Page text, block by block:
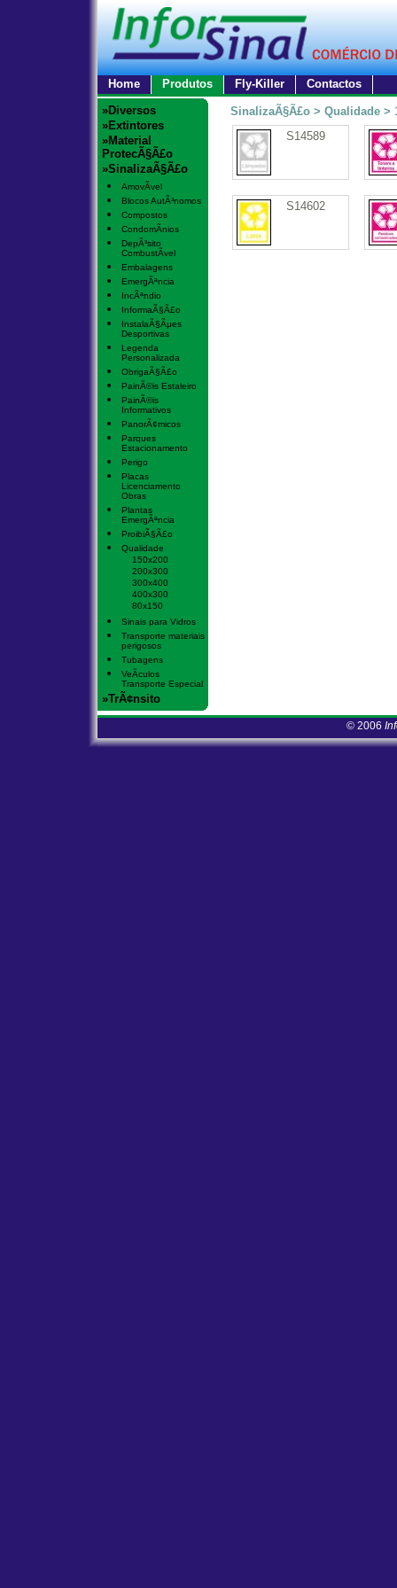
Home Produtos Fly-Killer
Contactos
»Diversos
»Extintores
»Material
ProtecÃ§Ã£o
»SinalizaÃ§Ã£o
AmovÃ­vel
Blocos AutÃ³nomos
Compostos
CondomÃ­nios
DepÃ³sito
CombustÃ­vel
Embalagens
EmergÃªncia
IncÃªndio
InformaÃ§Ã£o
InstalaÃ§Ãµes
Desportivas
Legenda
Personalizada
ObrigaÃ§Ã£o
PainÃ©is Estaleiro
PainÃ©is
Informativos
PanorÃ¢micos
Parques
Estacionamento
Perigo
Placas
Licenciamento
Obras
Plantas
EmergÃªncia
ProibiÃ§Ã£o
Qualidade
150x200
200x300
300x400
400x300
80x150
Sinais para Vidros
Transporte materiais
perigosos
Tubagens
VeÃ­culos
Transporte Especial
»TrÃ¢nsito
SinalizaÃ§Ã£o > Qualidade >
S14589
S14602
© 2006